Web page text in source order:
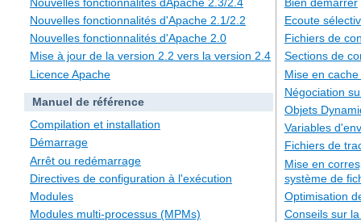
Nouvelles fonctionnalités d'Apache 2.1/2.2
Nouvelles fonctionnalités d'Apache 2.0
Mise à jour de la version 2.2 vers la version 2.4
Licence Apache
Manuel de référence
Compilation et installation
Démarrage
Arrêt ou redémarrage
Directives de configuration à l'exécution
Modules
Modules multi-processus (MPMs)
Ecoute
Fichiers de
Sections de
Mise en
Négociation
Objets
Variables
Fichiers de
Mise en
système de
Optimisation
Conseils sur